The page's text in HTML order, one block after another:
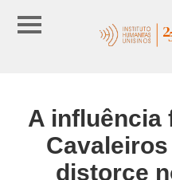
A influência
distorce